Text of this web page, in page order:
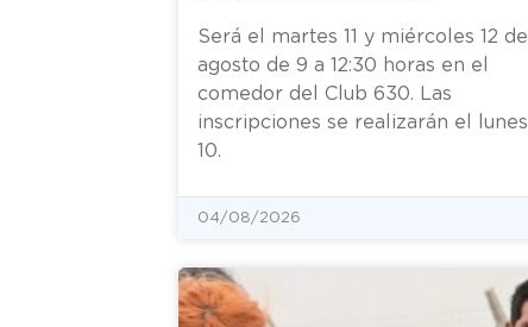
Será el martes 11 y miércoles 12 de
agosto de 9 a 12:30 horas en el
comedor del Club 630. Las
inscripciones se realizarán el lunes
10.
04/08/2026